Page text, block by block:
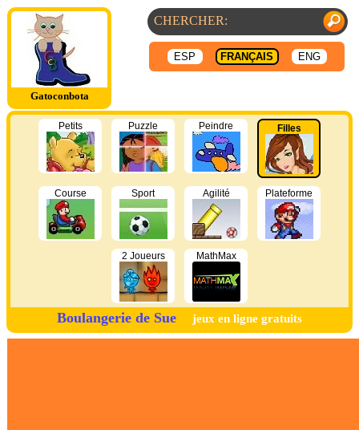
Gatoconbota
ESP FRANÇAIS ENG
Petits Puzzle Peindre Filles
Course Sport Agilité Plateforme
2 Joueurs MathMax
Boulangerie de Sue jeux en ligne gratuits